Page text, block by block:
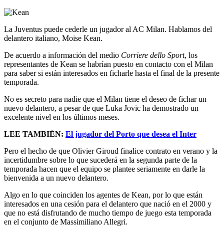
La Juventus puede cederle un jugador al AC Milan. Hablamos del
delantero italiano, Moise Kean.
De acuerdo a información del medio Corriere dello Sport, los
representantes de Kean se habrían puesto en contacto con el Milan
para saber si están interesados en ficharle hasta el final de la presente
temporada.
No es secreto para nadie que el Milan tiene el deseo de fichar un
nuevo delantero, a pesar de que Luka Jovic ha demostrado un
excelente nivel en los últimos meses.
LEE TAMBIÉN: El jugador del Porto que desea el Inter
Pero el hecho de que Olivier Giroud finalice contrato en verano y la
incertidumbre sobre lo que sucederá en la segunda parte de la
temporada hacen que el equipo se plantee seriamente en darle la
bienvenida a un nuevo delantero.
Algo en lo que coinciden los agentes de Kean, por lo que están
interesados en una cesión para el delantero que nació en el 2000 y
que no está disfrutando de mucho tiempo de juego esta temporada
en el conjunto de Massimiliano Allegri.